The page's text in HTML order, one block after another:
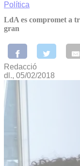
Política
LdA es compromet a
gran
Redacció
dl., 05/02/2018